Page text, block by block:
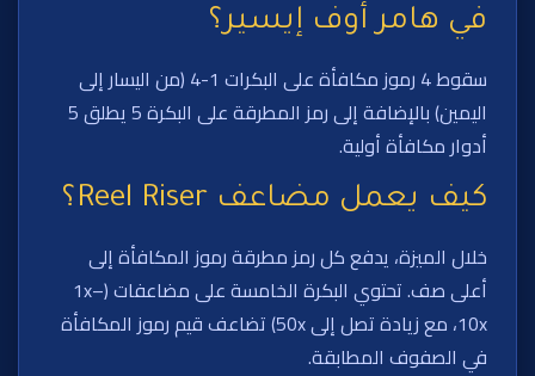
في هامر أوف إيسير؟
سقوط 4 رموز مكافأة على البكرات 1-4 (من اليسار إلى
اليمين) بالإضافة إلى رمز المطرقة على البكرة 5 يطلق 5
أدوار مكافأة أولية.
كيف يعمل مضاعف Reel Riser؟
خلال الميزة، يدفع كل رمز مطرقة رموز المكافأة إلى
أعلى صف. تحتوي البكرة الخامسة على مضاعفات (1x–
10x، مع زيادة تصل إلى 50x) تضاعف قيم رموز المكافأة
في الصفوف المطابقة.